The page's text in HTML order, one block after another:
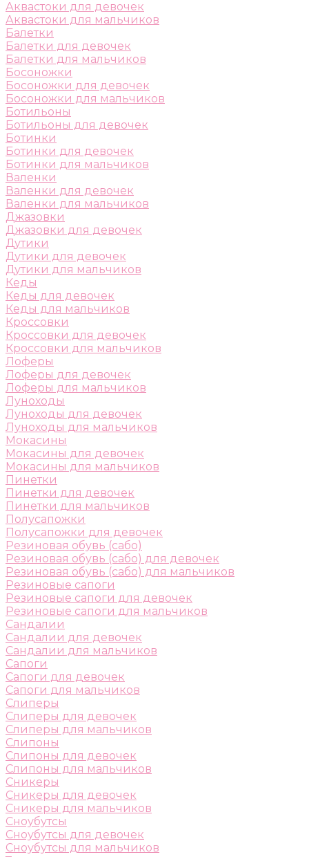
Аквастоки для девочек
Аквастоки для мальчиков
Балетки
Балетки для девочек
Балетки для мальчиков
Босоножки
Босоножки для девочек
Босоножки для мальчиков
Ботильоны
Ботильоны для девочек
Ботинки
Ботинки для девочек
Ботинки для мальчиков
Валенки
Валенки для девочек
Валенки для мальчиков
Джазовки
Джазовки для девочек
Дутики
Дутики для девочек
Дутики для мальчиков
Кеды
Кеды для девочек
Кеды для мальчиков
Кроссовки
Кроссовки для девочек
Кроссовки для мальчиков
Лоферы
Лоферы для девочек
Лоферы для мальчиков
Луноходы
Луноходы для девочек
Луноходы для мальчиков
Мокасины
Мокасины для девочек
Мокасины для мальчиков
Пинетки
Пинетки для девочек
Пинетки для мальчиков
Полусапожки
Полусапожки для девочек
Резиновая обувь (сабо)
Резиновая обувь (сабо) для девочек
Резиновая обувь (сабо) для мальчиков
Резиновые сапоги
Резиновые сапоги для девочек
Резиновые сапоги для мальчиков
Сандалии
Сандалии для девочек
Сандалии для мальчиков
Сапоги
Сапоги для девочек
Сапоги для мальчиков
Слиперы
Слиперы для девочек
Слиперы для мальчиков
Слипоны
Слипоны для девочек
Слипоны для мальчиков
Сникеры
Сникеры для девочек
Сникеры для мальчиков
Сноубутсы
Сноубутсы для девочек
Сноубутсы для мальчиков